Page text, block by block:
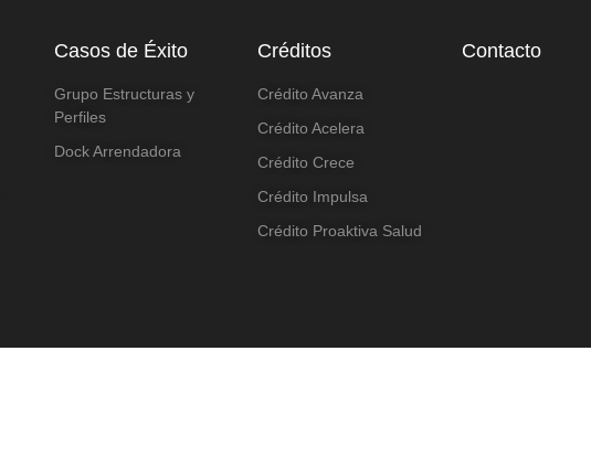
Casos de Éxito
Grupo Estructuras y
Perfiles
Dock Arrendadora
Créditos
Crédito Avanza
Crédito Acelera
Crédito Crece
Crédito Impulsa
Crédito Proaktiva Salud
Contacto